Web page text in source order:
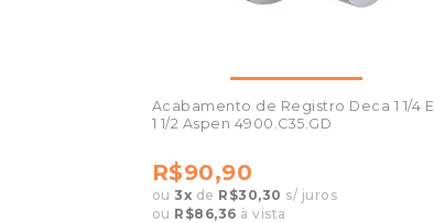
Acabamento de Registro Deca 1 1/4 E
1 1/2 Aspen 4900.C35.GD
R$90,90
ou 3x de R$30,30 s/ juros
ou R$86,36 à vista